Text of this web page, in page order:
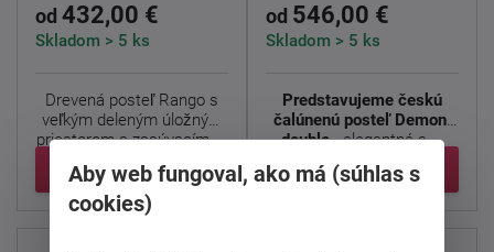
od 432,00 €
Skladom > 5 ks
Drevená posteľ Rango s
veľkým deleným úložným
priestorom a zasúvacím ...
Detail
od 546,00 €
Skladom > 5 ks
Predstavujeme českú
čalúnenú posteľ Demont
double- elegantné a ...
Detail
Aby web fungoval, ako má (súhlas s
cookies)